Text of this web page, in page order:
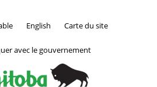
English Carte du site
avec le gouvernement